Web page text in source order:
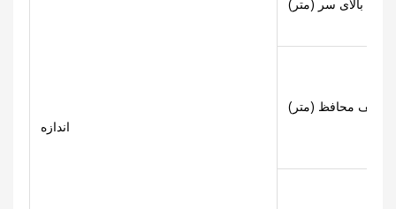
اندازه
بالای سر (متر)
سقف محافظ (متر)